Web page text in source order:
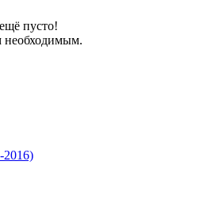
пусто!
необходимым.
2016)